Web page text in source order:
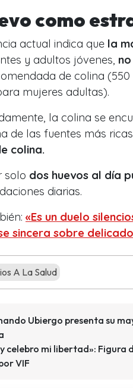
como
actual indica que la
y adultos jóvenes,
de colina
mujeres adultas).
la colina se
de las fuentes más
colina.
solo dos huevos al día
diarias.
«Es un duelo
sincera sobre
A La Salud
Ubiergo presenta su
celebro mi libertad»:
VIF